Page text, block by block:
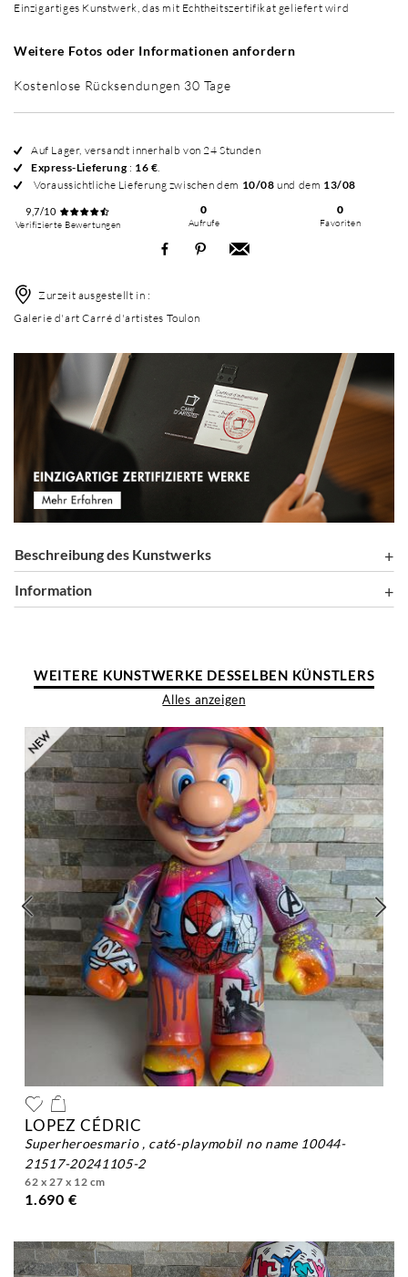
Einzigartiges Kunstwerk, das mit Echtheitszertifikat geliefert wird
Weitere Fotos oder Informationen anfordern
Kostenlose Rücksendungen 30 Tage
Auf Lager, versandt innerhalb von 24 Stunden
Express-Lieferung : 16 €.
Voraussichtliche Lieferung zwischen dem 10/08 und dem 13/08
9,7/10
Verifizierte Bewertungen
0
Aufrufe
0
Favoriten
Zurzeit ausgestellt in :
Galerie d'art Carré d'artistes Toulon
Beschreibung des Kunstwerks
Information
WEITERE KUNSTWERKE DESSELBEN KÜNSTLERS
Alles anzeigen
LOPEZ CÉDRIC
superheroesmario , cat6-playmobil no name 10044-
21517-20241105-2
62 x 27 x 12 cm
1.690 €